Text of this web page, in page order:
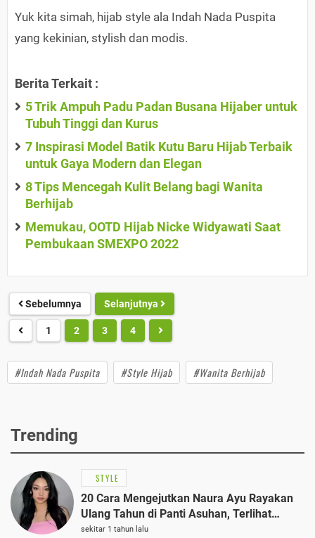
Yuk kita simah, hijab style ala Indah Nada Puspita
yang kekinian, stylish dan modis.
Berita Terkait :
5 Trik Ampuh Padu Padan Busana Hijaber untuk
Tubuh Tinggi dan Kurus
7 Inspirasi Model Batik Kutu Baru Hijab Terbaik
untuk Gaya Modern dan Elegan
8 Tips Mencegah Kulit Belang bagi Wanita
Berhijab
Memukau, OOTD Hijab Nicke Widyawati Saat
Pembukaan SMEXPO 2022
Sebelumnya Selanjutnya
1 2 3 4
#Indah Nada Puspita #Style Hijab #Wanita Berhijab
Trending
STYLE
20 Cara Mengejutkan Naura Ayu Rayakan
Ulang Tahun di Panti Asuhan, Terlihat
Anggun dengan Kaftan Cokelat
sekitar 1 tahun lalu